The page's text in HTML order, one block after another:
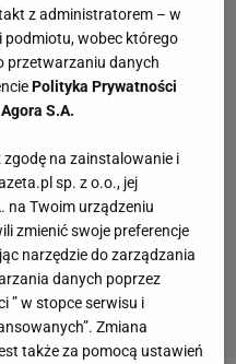
z administratorem – w
podmiotu, wobec którego
przetwarzaniu danych
Polityka Prywatności
S.A.
zgodę na zainstalowanie i
sp. z o.o., jej
na Twoim urządzeniu
zmienić swoje preferencje
narzędzie do zarządzania
danych poprzez
” w stopce serwisu i
Zmiana
także za pomocą ustawień